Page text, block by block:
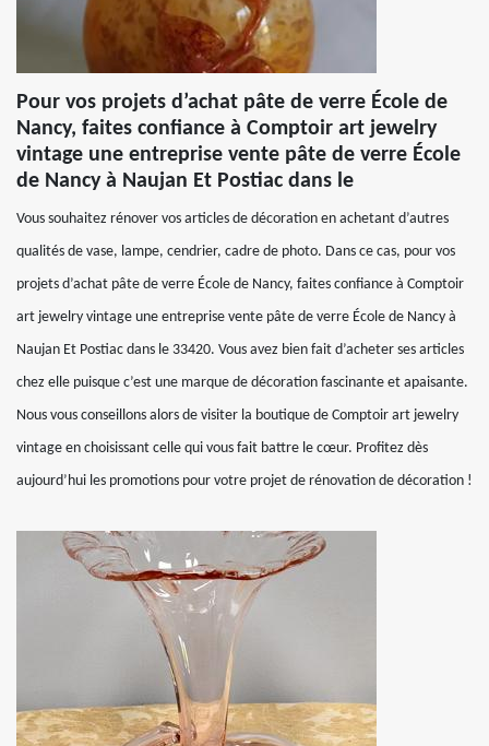
Pour vos projets d’achat pâte de verre École de
Nancy, faites confiance à Comptoir art jewelry
vintage une entreprise vente pâte de verre École
de Nancy à Naujan Et Postiac dans le
Vous souhaitez rénover vos articles de décoration en achetant d’autres
qualités de vase, lampe, cendrier, cadre de photo. Dans ce cas, pour vos
projets d’achat pâte de verre École de Nancy, faites confiance à Comptoir
art jewelry vintage une entreprise vente pâte de verre École de Nancy à
Naujan Et Postiac dans le 33420. Vous avez bien fait d’acheter ses articles
chez elle puisque c’est une marque de décoration fascinante et apaisante.
Nous vous conseillons alors de visiter la boutique de Comptoir art jewelry
vintage en choisissant celle qui vous fait battre le cœur. Profitez dès
aujourd’hui les promotions pour votre projet de rénovation de décoration !